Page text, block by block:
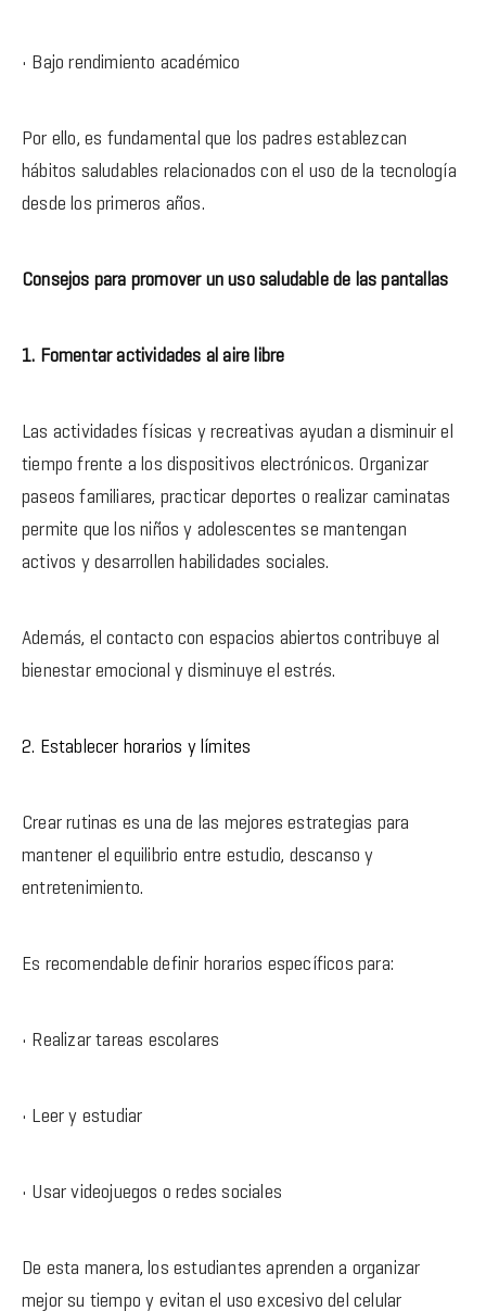
• Bajo rendimiento académico
Por ello, es fundamental que los padres establezcan
hábitos saludables relacionados con el uso de la tecnología
desde los primeros años.
Consejos para promover un uso saludable de las pantallas
1. Fomentar actividades al aire libre
Las actividades físicas y recreativas ayudan a disminuir el
tiempo frente a los dispositivos electrónicos. Organizar
paseos familiares, practicar deportes o realizar caminatas
permite que los niños y adolescentes se mantengan
activos y desarrollen habilidades sociales.
Además, el contacto con espacios abiertos contribuye al
bienestar emocional y disminuye el estrés.
2. Establecer horarios y límites
Crear rutinas es una de las mejores estrategias para
mantener el equilibrio entre estudio, descanso y
entretenimiento.
Es recomendable definir horarios específicos para:
• Realizar tareas escolares
• Leer y estudiar
• Usar videojuegos o redes sociales
De esta manera, los estudiantes aprenden a organizar
mejor su tiempo y evitan el uso excesivo del celular